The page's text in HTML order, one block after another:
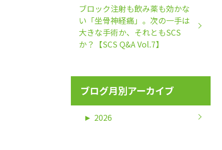
ブロック注射も飲み薬も効かな
い「坐骨神経痛」。次の一手は
大きな手術か、それともSCS
か？【SCS Q&A Vol.7】
ブログ月別アーカイブ
► 2026